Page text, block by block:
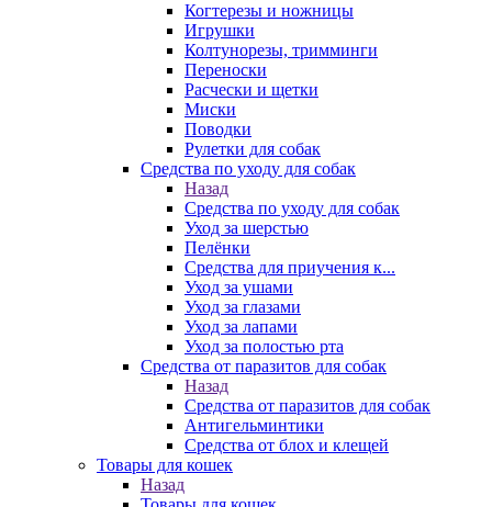
Когтерезы и ножницы
Игрушки
Колтунорезы, тримминги
Переноски
Расчески и щетки
Миски
Поводки
Рулетки для собак
Средства по уходу для собак
Назад
Средства по уходу для собак
Уход за шерстью
Пелёнки
Средства для приучения к...
Уход за ушами
Уход за глазами
Уход за лапами
Уход за полостью рта
Средства от паразитов для собак
Назад
Средства от паразитов для собак
Антигельминтики
Средства от блох и клещей
Товары для кошек
Назад